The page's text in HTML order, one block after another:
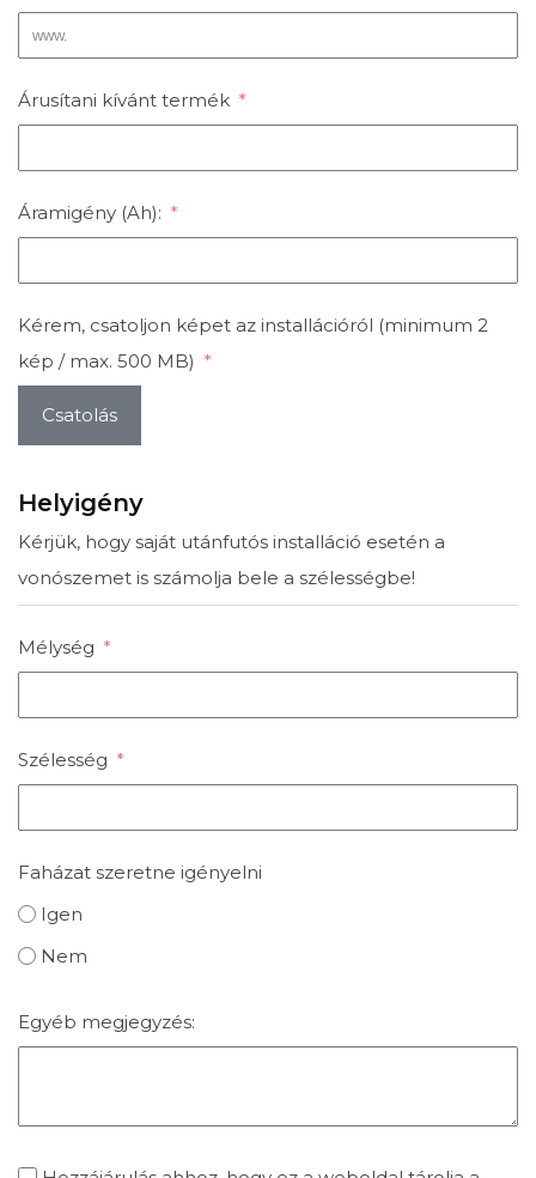
Árusítani kívánt termék
Áramigény (Ah):
Kérem, csatoljon képet az installációról (minimum 2
kép / max. 500 MB)
Csatolás
Helyigény
Kérjük, hogy saját utánfutós installáció esetén a
vonószemet is számolja bele a szélességbe!
Mélység
Szélesség
Faházat szeretne igényelni
Igen
Nem
Egyéb megjegyzés: